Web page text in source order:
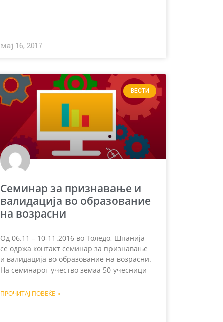
мај 16, 2017
ВЕСТИ
Семинар за признавање и
валидација во образование
на возрасни
Од 06.11 – 10-11.2016 во Толедо, Шпанија
се одржа контакт семинар за признавање
и валидација во образование на возрасни.
На семинарот учество земаа 50 учесници
ПРОЧИТАЈ ПОВЕЌЕ »